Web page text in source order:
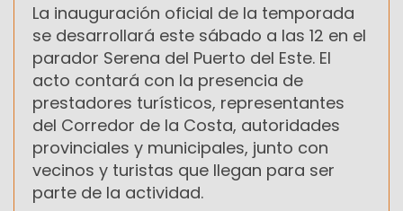
La inauguración oficial de la temporada
se desarrollará este sábado a las 12 en el
parador Serena del Puerto del Este. El
acto contará con la presencia de
prestadores turísticos, representantes
del Corredor de la Costa, autoridades
provinciales y municipales, junto con
vecinos y turistas que llegan para ser
parte de la actividad.